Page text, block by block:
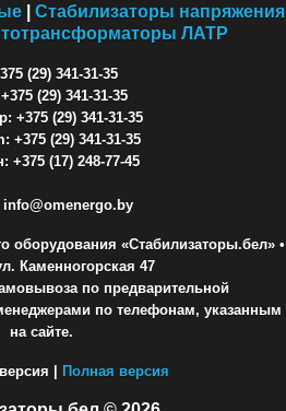
Стабилизаторы напряжения
ЛАТР
(29) 341-31-35
(29) 341-31-35
+375 (29) 341-31-35
+375 (29) 341-31-35
+375 (17) 248-77-45
info@omenergo.by
оборудования «Стабилизаторы.бел»•
Каменногорская 47
по предварительной
по телефонам, указанным
на сайте.
| Полная версия